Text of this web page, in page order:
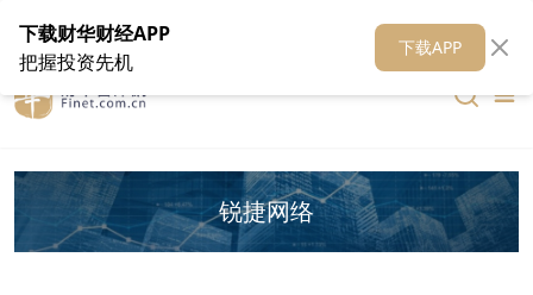
在线客服 关于我们 财华媒体矩阵 财华智库
锐捷网络
下载财华财经APP
把握投资先机
下载APP